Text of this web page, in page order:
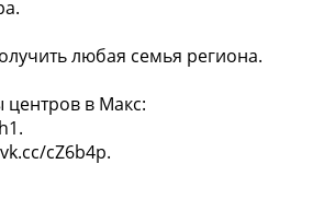
любая семья региона.
центров в Макс:
cZ6b4p.